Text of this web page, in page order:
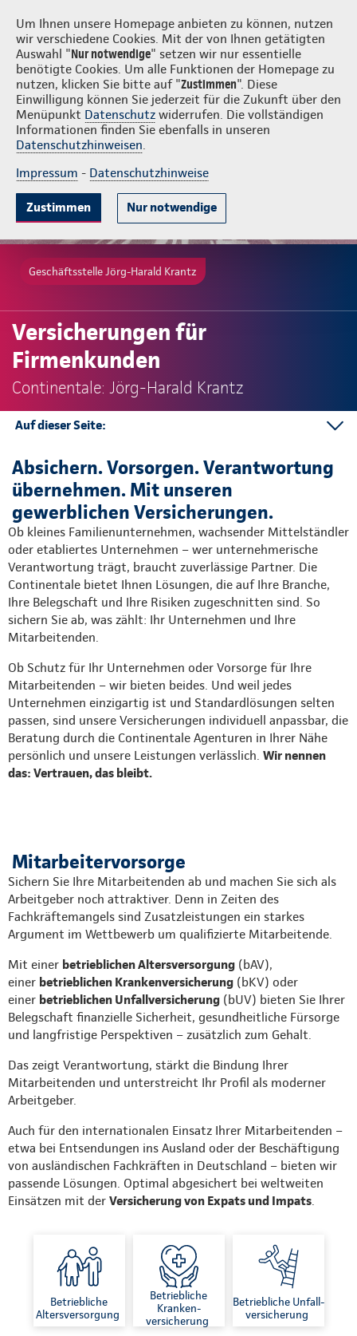
Um Ihnen unsere Homepage anbieten zu können, nutzen
wir verschiedene Cookies. Mit der von Ihnen getätigten
Auswahl "Nur notwendige" setzen wir nur essentielle
benötigte Cookies. Um alle Funktionen der Homepage zu
nutzen, klicken Sie bitte auf "Zustimmen". Diese
Einwilligung können Sie jederzeit für die Zukunft über den
Menüpunkt Datenschutz widerrufen. Die vollständigen
Informationen finden Sie ebenfalls in unseren
Datenschutzhinweisen.
Impressum - Datenschutzhinweise
Zustimmen Nur notwendige
Jörg-Harald Krantz Login
Geschäftsstelle Jörg-Harald Krantz
Versicherungen für
Firmenkunden
Continentale: Jörg-Harald Krantz
Auf dieser Seite:
Unternehmensabsicherung
Ansprechpartner
Absichern. Vorsorgen. Verantwortung
übernehmen. Mit unseren
gewerblichen Versicherungen.
Ob kleines Familienunternehmen, wachsender Mittelständler
oder etabliertes Unternehmen – wer unternehmerische
Verantwortung trägt, braucht zuverlässige Partner. Die
Continentale bietet Ihnen Lösungen, die auf Ihre Branche,
Ihre Belegschaft und Ihre Risiken zugeschnitten sind. So
sichern Sie ab, was zählt: Ihr Unternehmen und Ihre
Mitarbeitenden.
Ob Schutz für Ihr Unternehmen oder Vorsorge für Ihre
Mitarbeitenden – wir bieten beides. Und weil jedes
Unternehmen einzigartig ist und Standardlösungen selten
passen, sind unsere Versicherungen individuell anpassbar, die
Beratung durch die Continentale Agenturen in Ihrer Nähe
persönlich und unsere Leistungen verlässlich. Wir nennen
das: Vertrauen, das bleibt.
Mitarbeitervorsorge
Sichern Sie Ihre Mitarbeitenden ab und machen Sie sich als
Arbeitgeber noch attraktiver. Denn in Zeiten des
Fachkräftemangels sind Zusatzleistungen ein starkes
Argument im Wettbewerb um qualifizierte Mitarbeitende.
Mit einer betrieblichen Altersversorgung (bAV),
einer betrieblichen Krankenversicherung (bKV) oder
einer betrieblichen Unfallversicherung (bUV) bieten Sie Ihrer
Belegschaft finanzielle Sicherheit, gesundheitliche Fürsorge
und langfristige Perspektiven – zusätzlich zum Gehalt.
Das zeigt Verantwortung, stärkt die Bindung Ihrer
Mitarbeitenden und unterstreicht Ihr Profil als moderner
Arbeitgeber.
Auch für den internationalen Einsatz Ihrer Mitarbeitenden –
etwa bei Entsendungen ins Ausland oder der Beschäftigung
von ausländischen Fachkräften in Deutschland – bieten wir
passende Lösungen. Optimal abgesichert bei weltweiten
Einsätzen mit der Versicherung von Expats und Impats
Betriebliche
Altersversorgung
Betriebliche
Kranken-
versicherung
Betriebliche Unfall-
versicherung